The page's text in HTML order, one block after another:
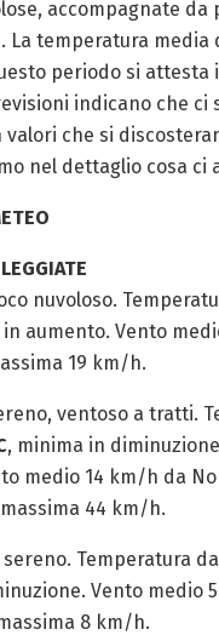
accompagnate da
La temperatura media
periodo si ⁣attesta
indicano che ci
valori che si
nel dettaglio⁢ cosa ci
nuvoloso.
aumento. Vento
19⁤ km/h.
ventoso a tratti.
, minima‌ in
medio 14 km/h da
44 km/h.
sereno. ‍Temperatura ⁤da
Vento medio
8⁤ km/h.